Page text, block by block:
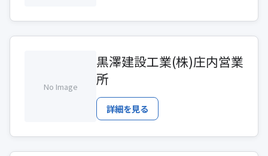
No Image
黒澤建設工業(株)庄内営業
所
詳細を見る